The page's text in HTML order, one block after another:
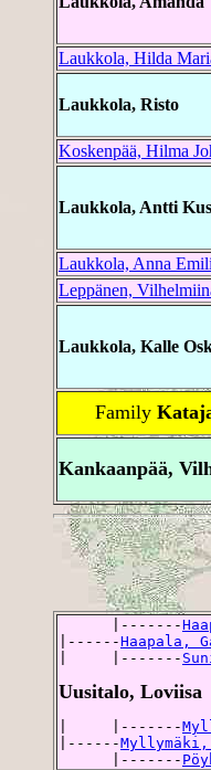
Laukkola, Hilda
Laukkola, Risto
Koskenpää, Hilma
Laukkola, Antti
Laukkola, Anna
Leppänen,
Laukkola, Kalle
Family
Kankaanpää,
      |-------
|------Haapala,
|     |-------
Uusitalo, Loviisa
|     |-------
|------
      |-------